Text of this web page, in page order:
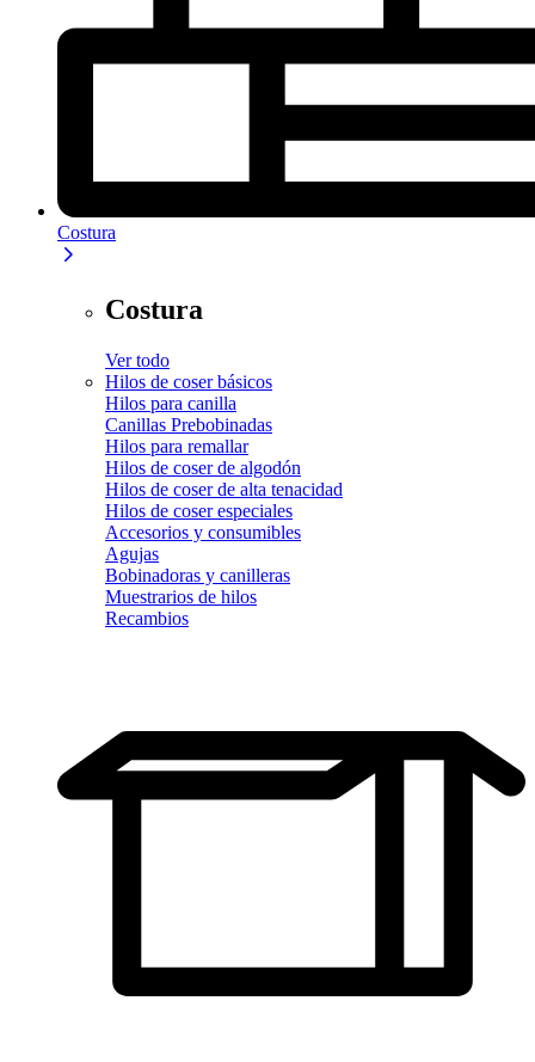
Costura
Costura
Ver todo
Hilos de coser básicos
Hilos para canilla
Canillas Prebobinadas
Hilos para remallar
Hilos de coser de algodón
Hilos de coser de alta tenacidad
Hilos de coser especiales
Accesorios y consumibles
Agujas
Bobinadoras y canilleras
Muestrarios de hilos
Recambios